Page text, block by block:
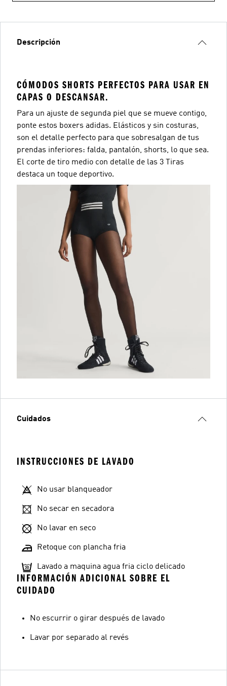
Descripción
CÓMODOS SHORTS PERFECTOS PARA USAR EN
CAPAS O DESCANSAR.
Para un ajuste de segunda piel que se mueve contigo,
ponte estos boxers adidas. Elásticos y sin costuras,
son el detalle perfecto para que sobresalgan de tus
prendas inferiores: falda, pantalón, shorts, lo que sea.
El corte de tiro medio con detalle de las 3 Tiras
destaca un toque deportivo.
Cuidados
INSTRUCCIONES DE LAVADO
No usar blanqueador
No secar en secadora
No lavar en seco
Retoque con plancha fria
Lavado a maquina agua fria ciclo delicado
INFORMACIÓN ADICIONAL SOBRE EL
CUIDADO
No escurrir o girar después de lavado
Lavar por separado al revés